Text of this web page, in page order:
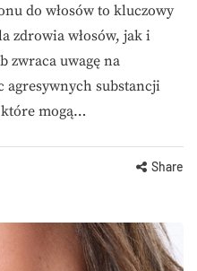
do włosów to kluczowy
zdrowia włosów, jak i
zwraca uwagę na
substancji
mogą…
Share